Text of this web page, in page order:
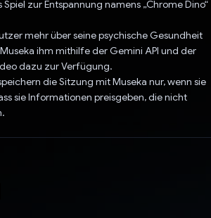
Spiel zur Entspannung namens „Chrome Dino“
mehr über seine psychische Gesundheit
ihm mithilfe der Gemini API und der
dazu zur Verfügung.
die Sitzung mit Museka nur, wenn sie
sie Informationen preisgeben, die nicht